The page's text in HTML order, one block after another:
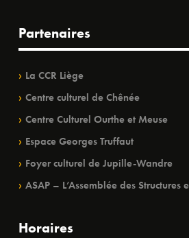
Partenaires
La CCR Liège
Centre culturel de Chênée
Centre Culturel Ourthe et Meuse
Espace Georges Truffaut
Foyer culturel de Jupille-Wandre
ASAP – L’Assemblée des Structures
Horaires